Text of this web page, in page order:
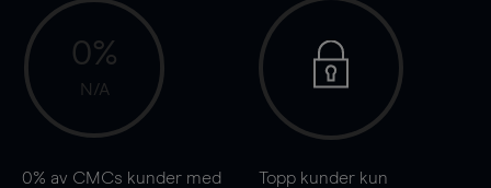
0%
N/A
0% av CMCs kunder med
Topp kunder kun